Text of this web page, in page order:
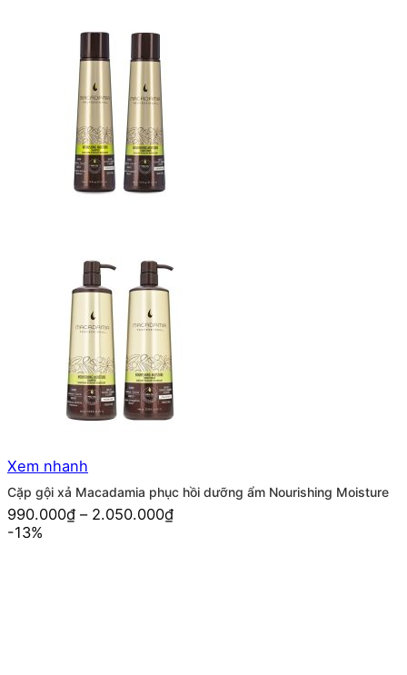
Xem nhanh
Cặp gội xả Macadamia phục hồi dưỡng ẩm Nourishing Moisture
990.000₫ – 2.050.000₫
-13%